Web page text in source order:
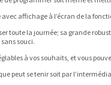
avec affichage à l’écran de la
toute la journée; sa grande
souci.
à vos souhaits, et vous
peut se tenir soit par